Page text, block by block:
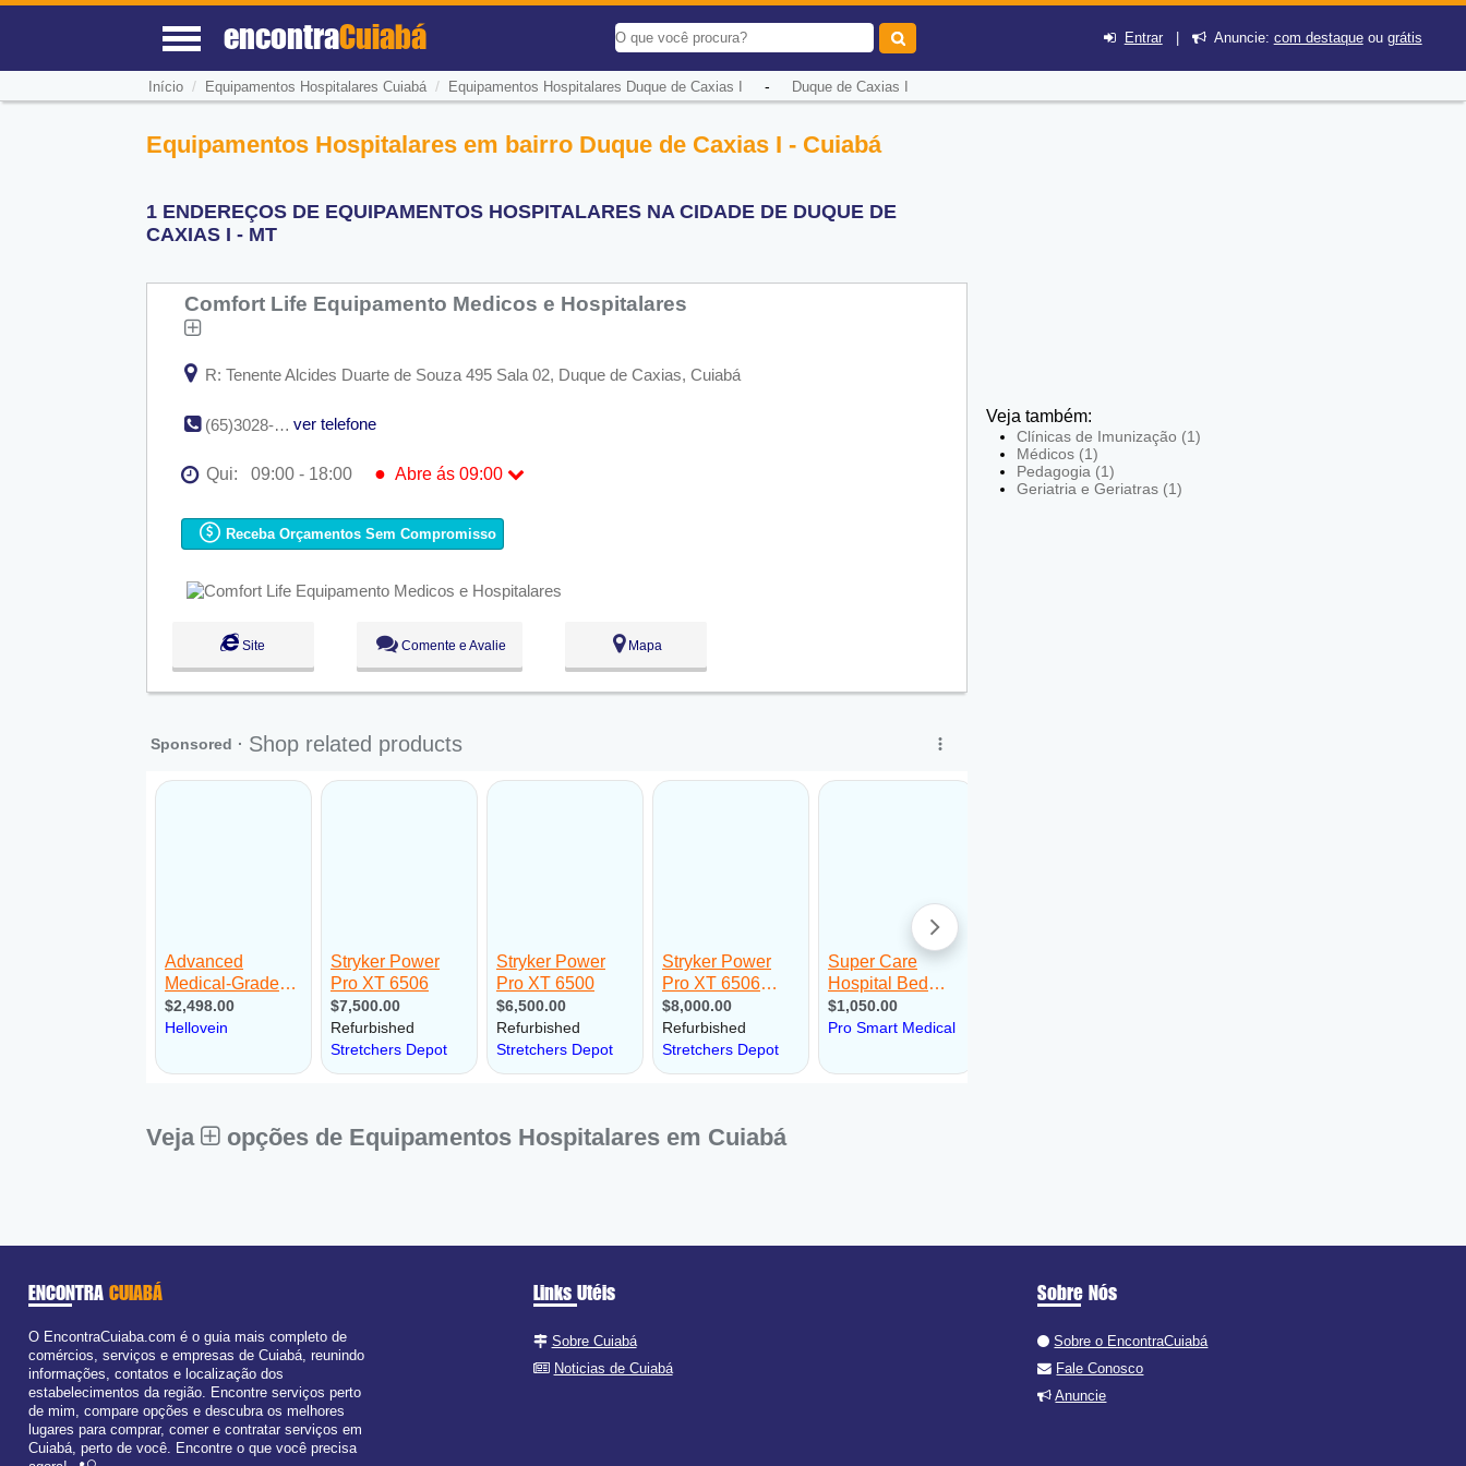
encontraCuiabá Entrar| Anuncie: com destaqueou grátis
Início / Equipamentos Hospitalares Cuiabá/ Equipamentos Hospitalares Duque de Caxias I - Duque de Caxias I
Equipamentos Hospitalares em bairro Duque de Caxias I - Cuiabá
1 ENDEREÇOS DE EQUIPAMENTOS HOSPITALARES NA CIDADE DE DUQUE DE
CAXIAS I - MT
Comfort Life Equipamento Medicos e Hospitalares
R: Tenente Alcides Duarte de Souza 495 Sala 02, Duque de Caxias, Cuiabá
(65)3028-6001 (65)9965-7272 ver telefone
Qui: 09:00 - 18:00 ● Abre ás 09:00
Ter:
09:00 - 18:00
Qua:
09:00 - 18:00
Sex:
09:00 - 18:00
Receba Orçamentos Sem Compromisso
Site Comente e Avalie Mapa
Veja opções de Equipamentos Hospitalares em Cuiabá
Veja também:
Clínicas de Imunização (1)
Médicos (1)
Pedagogia (1)
Geriatria e Geriatras (1)
ENCONTRA CUIABÁ
O EncontraCuiaba.com é o guia mais completo de
comércios, serviços e empresas de Cuiabá, reunindo
informações, contatos e localização dos
estabelecimentos da região. Encontre serviços perto
de mim, compare opções e descubra os melhores
lugares para comprar, comer e contratar serviços em
Cuiabá, perto de você. Encontre o que você precisa
Links Utéis
Sobre Cuiabá
Noticias de Cuiabá
Sobre Nós
Sobre o EncontraCuiabá
Fale Conosco
Anuncie